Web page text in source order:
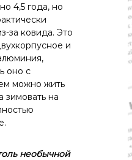
4,5 года, но
за ковида. Это
и
оно с
можно жить
зимовать на
необычной